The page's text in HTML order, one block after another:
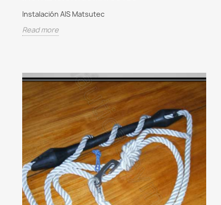
Instalación AIS Matsutec
Read more